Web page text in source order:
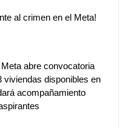
al crimen en el Meta!
abre convocatoria
viviendas disponibles en
acompañamiento